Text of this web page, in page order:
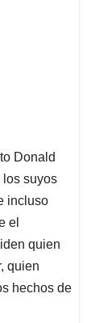
Donald
los suyos
incluso
el
quien
quien
hechos de